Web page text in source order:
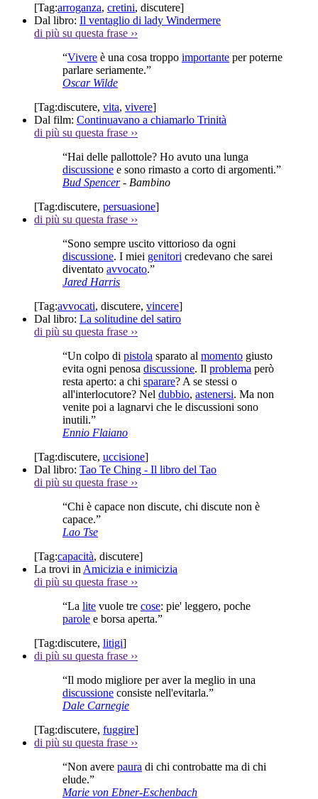
[Tag:arroganza, cretini, discutere]
Dal libro: Il ventaglio di lady Windermere
di più su questa frase ››
“Vivere è una cosa troppo importante per poterne
parlare seriamente.”
Oscar Wilde
[Tag:discutere, vita, vivere]
Dal film: Continuavano a chiamarlo Trinità
di più su questa frase ››
“Hai delle pallottole? Ho avuto una lunga
discussione e sono rimasto a corto di argomenti.”
Bud Spencer- Bambino
[Tag:discutere, persuasione]
di più su questa frase ››
“Sono sempre uscito vittorioso da ogni
discussione. I miei genitori credevano che sarei
diventato avvocato.”
Jared Harris
[Tag:avvocati, discutere, vincere]
Dal libro: La solitudine del satiro
di più su questa frase ››
“Un colpo di pistola sparato al momento giusto
evita ogni penosa discussione. Il problema però
resta aperto: a chi sparare? A se stessi o
all'interlocutore? Nel dubbio, astenersi. Ma non
venite poi a lagnarvi che le discussioni sono
inutili.”
Ennio Flaiano
[Tag:discutere, uccisione]
Dal libro: Tao Te Ching - Il libro del Tao
di più su questa frase ››
“Chi è capace non discute, chi discute non è
capace.”
Lao Tse
[Tag:capacità, discutere]
La trovi in Amicizia e inimicizia
di più su questa frase ››
“La lite vuole tre cose: pie' leggero, poche
parole e borsa aperta.”
[Tag:discutere, litigi]
di più su questa frase ››
“Il modo migliore per aver la meglio in una
discussione consiste nell'evitarla.”
Dale Carnegie
[Tag:discutere, fuggire]
di più su questa frase ››
“Non avere paura di chi controbatte ma di chi
elude.”
Marie von Ebner-Eschenbach